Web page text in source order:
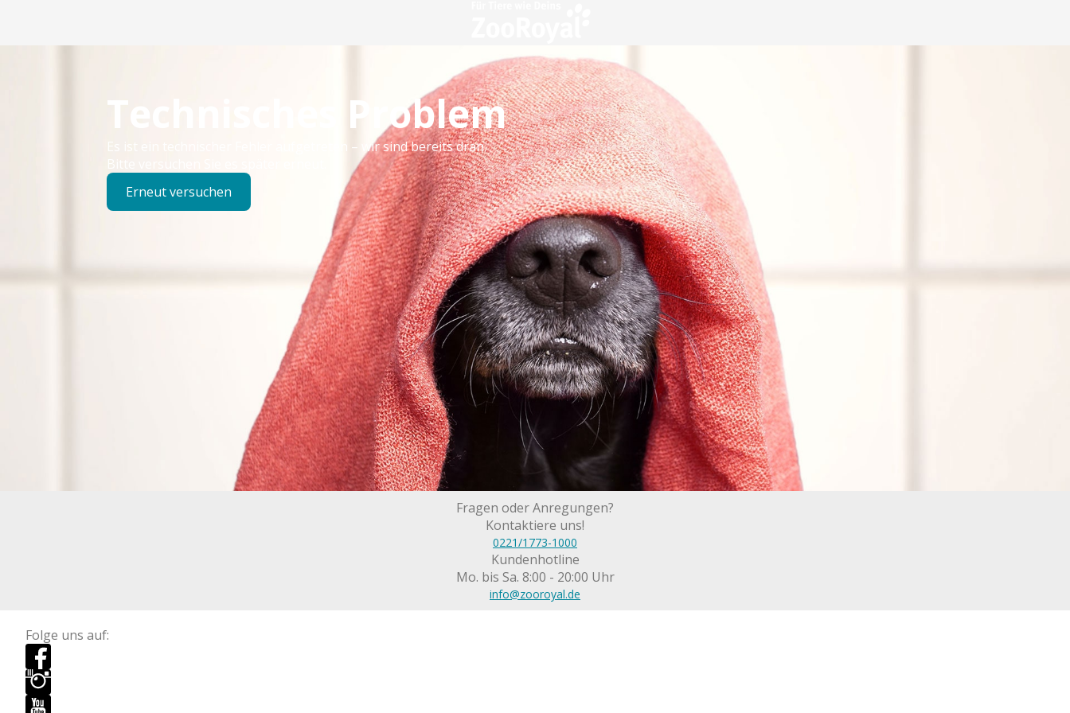
Technisches Problem
Es ist ein technischer Fehler aufgetreten – wir sind bereits dran.
Bitte versuchen Sie es später erneut.
Erneut versuchen
Fragen oder Anregungen?
Kontaktiere uns!
0221/1773-1000
Kundenhotline
Mo. bis Sa. 8:00 - 20:00 Uhr
info@zooroyal.de
Folge uns auf: